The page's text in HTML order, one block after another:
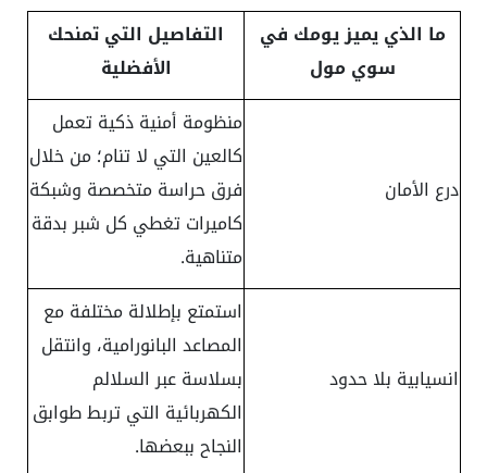
ما الذي يميز يومك في
سوي مول
التفاصيل التي تمنحك
الأفضلية
درع الأمان
منظومة أمنية ذكية تعمل
كالعين التي لا تنام؛ من خلال
فرق حراسة متخصصة وشبكة
كاميرات تغطي كل شبر بدقة
متناهية.
انسيابية بلا حدود
استمتع بإطلالة مختلفة مع
المصاعد البانورامية، وانتقل
بسلاسة عبر السلالم
الكهربائية التي تربط طوابق
النجاح ببعضها.